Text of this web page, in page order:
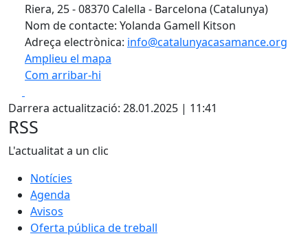
Riera, 25 - 08370 Calella - Barcelona (Catalunya)
Nom de contacte: Yolanda Gamell Kitson
Adreça electrònica: info@catalunyacasamance.org
Amplieu el mapa
Com arribar-hi
+
−
Darrera actualització: 28.01.2025 | 11:41
RSS
L'actualitat a un clic
Notícies
Agenda
Avisos
Oferta pública de treball